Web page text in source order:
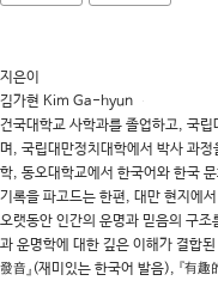
지은이
김가현 Kim Ga-hyun
건국대학교 사학과를 졸업하고, 국
며, 국립대만정치대학에서 박사 과
학, 동오대학교에서 한국어와 한국
기록을 파고드는 한편, 대만 현지에
오랫동안 인간의 운명과 믿음의 구조
과 운명학에 대한 깊은 이해가 결합
發音』(재미있는 한국어 발음), 『有